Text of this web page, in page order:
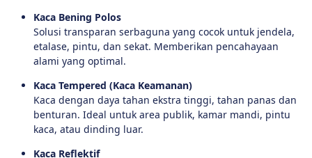
Kaca Bening Polos
Solusi transparan serbaguna yang cocok untuk jendela,
etalase, pintu, dan sekat. Memberikan pencahayaan
alami yang optimal.
Kaca Tempered (Kaca Keamanan)
Kaca dengan daya tahan ekstra tinggi, tahan panas dan
benturan. Ideal untuk area publik, kamar mandi, pintu
kaca, atau dinding luar.
Kaca Reflektif